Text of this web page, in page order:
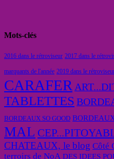
Mots-clés
2016 dans le rétroviseur 2017 dans le
marquants de l'année 2019 dans le
CARAFER
TABLETTES
BORDEAUX SO GOOD
MAL
CHATEAUX, le blog Côté
terroirs de NoA DES IDEES